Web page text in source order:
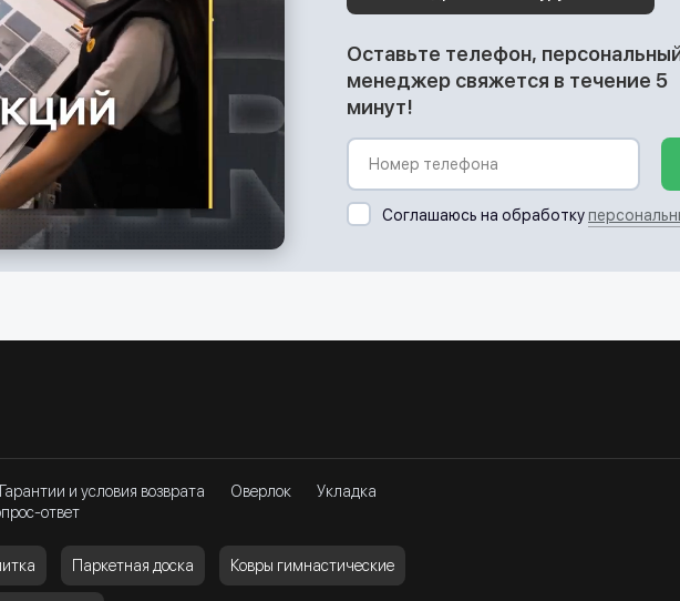
Оставьте телефон,
менеджер свяжется в течение 5
минут!
Соглашаюсь на обработку
Гарантии и условия возврата Оверлок
Укладка
ответ
Паркетная доска Ковры гимнастические